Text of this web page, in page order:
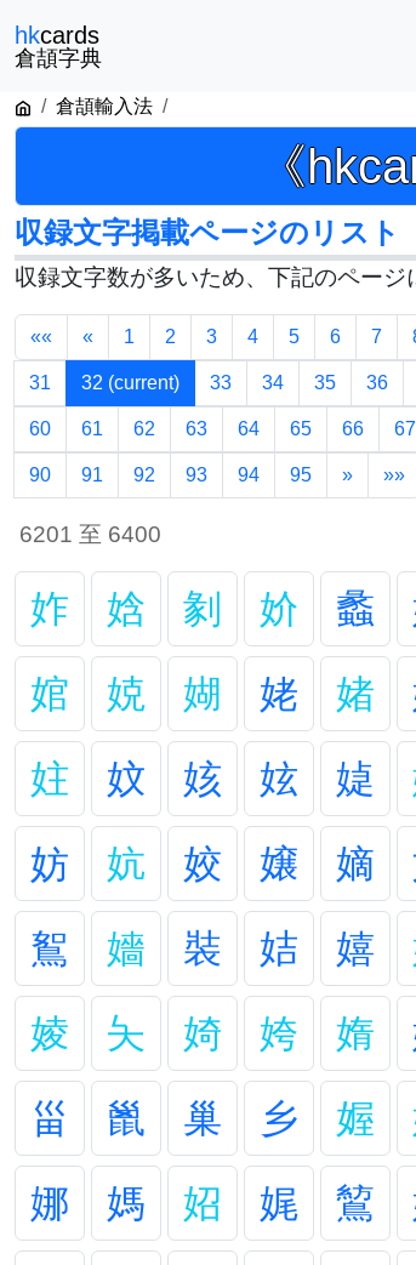
hkcards
倉頡字典
倉頡輸入法
《
収録文字掲載ページのリスト
収録文字数が多いため、下記のページ
«« « 1 2 3 4 5 6 7
31 32 (current) 33 34 35 36
60 61 62 63 64 65 66 67
90 91 92 93 94 95 » »»
6201 至 6400
妰 娢 剶 妎 蠡
婠
娔 媩 姥 媎
妵
妏 姟 妶 媫
妨
妔 姣 嬢 嫡
鴽
嬙 裝 姞 嬉
婈
夨 婍 姱 媠
甾
巤 巢 乡 媉
娜
媽 妱 娓 鶭